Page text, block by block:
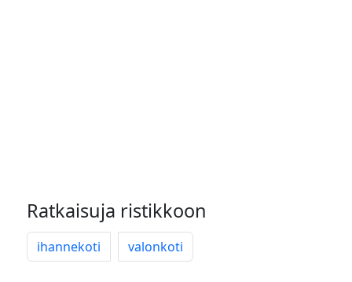
Ratkaisuja ristikkoon
ihannekoti valonkoti